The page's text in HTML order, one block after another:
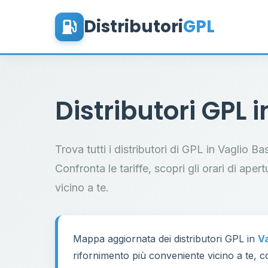
DistributoriGPL
Distributori GPL
Trova tutti i distributori di GPL in Vaglio
Confronta le tariffe, scopri gli orari di
vicino a te.
Mappa aggiornata dei distributori GPL in
rifornimento più conveniente vicino a te,